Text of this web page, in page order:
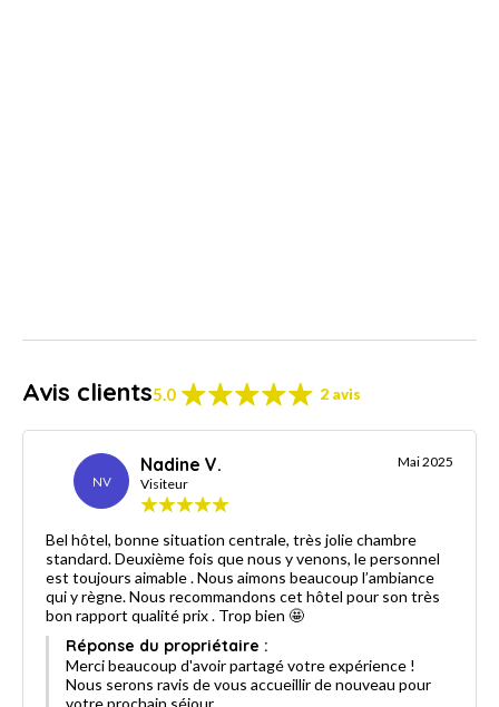
Avis clients5.0 2 avis
NV
Nadine V.
Visiteur
Mai 2025
Bel hôtel, bonne situation centrale, très jolie chambre
standard. Deuxième fois que nous y venons, le personnel
est toujours aimable . Nous aimons beaucoup l’ambiance
qui y règne. Nous recommandons cet hôtel pour son très
bon rapport qualité prix . Trop bien 🤩
Réponse du propriétaire :
Merci beaucoup d'avoir partagé votre expérience !
Nous serons ravis de vous accueillir de nouveau pour
votre prochain séjour.